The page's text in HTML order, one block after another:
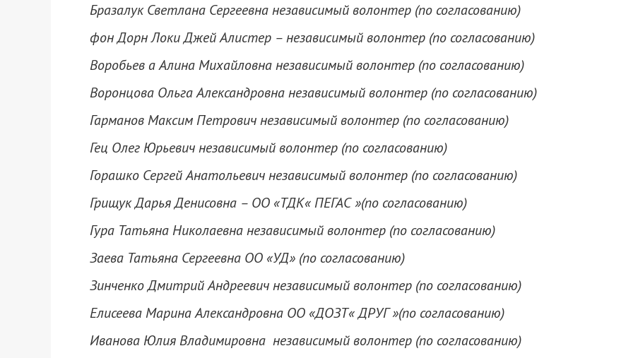
Бразалук Светлана Сергеевна независимый волонтер (по согласованию)
фон Дорн Локи Джей Алистер – независимый волонтер (по согласованию)
Воробьев а Алина Михайловна независимый волонтер (по согласованию)
Воронцова Ольга Александровна независимый волонтер (по согласованию)
Гарманов Максим Петрович независимый волонтер (по согласованию)
Гец Олег Юрьевич независимый волонтер (по согласованию)
Горашко Сергей Анатольевич независимый волонтер (по согласованию)
Грищук Дарья Денисовна – ОО «ТДК« ПЕГАС »(по согласованию)
Гура Татьяна Николаевна независимый волонтер (по согласованию)
Заева Татьяна Сергеевна ОО «УД» (по согласованию)
Зинченко Дмитрий Андреевич независимый волонтер (по согласованию)
Елисеева Марина Александровна ОО «ДОЗТ« ДРУГ »(по согласованию)
Иванова Юлия Владимировна независимый волонтер (по согласованию)